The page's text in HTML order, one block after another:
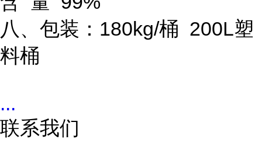
八、包装：180kg/桶 200L塑
料桶
...
联系我们